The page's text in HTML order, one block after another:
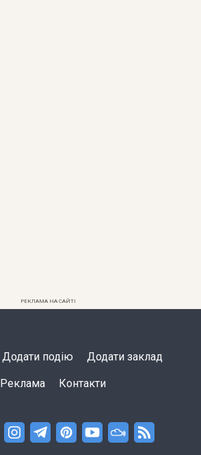
РЕКЛАМА НА САЙТІ
Додати подію Додати заклад
Реклама Контакти